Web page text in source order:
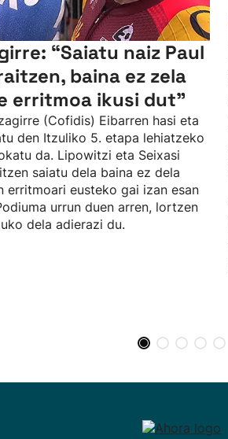
“Saiatu naiz Paul
baina ez zela
erritmoa ikusi dut"
(Cofidis) Eibarren hasi eta
den Itzuliko 5. etapa lehiatzeko
da. Lipowitzi eta Seixasi
saiatu dela baina ez dela
erritmoari eusteko gai izan esan
urrun duen arren, lortzen
dela adierazi du.